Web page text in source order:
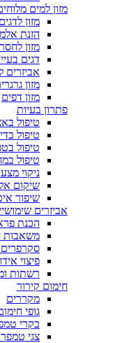
מזון למים
מזון לדגים
הזנת
מזון
דגים
אביזרים
מזון
מזון דפים
פתרון בעיות
טיפול
טיפול
טיפול
טיפול
ניקוי
שיקום
שיפור
אביזרים
הכנת
משאבות
סקרפרים
פיצוי
רשתות
חימום קירור
מקררים
גופי
בקרי
צגי